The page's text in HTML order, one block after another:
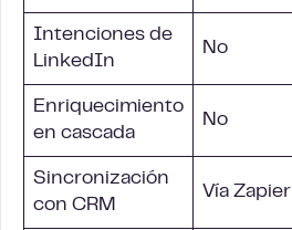
Intenciones de
LinkedIn
No
Enriquecimiento
en cascada
No
Sincronización
con CRM
Vía Zapier